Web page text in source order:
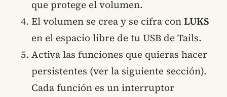
que protege el volumen.
El volumen se crea y se cifra conLUKS
en el espacio libre de tu USB de Tails.
Activa las funciones que quieras hacer
persistentes (ver la siguiente sección).
Cada función es un interruptor